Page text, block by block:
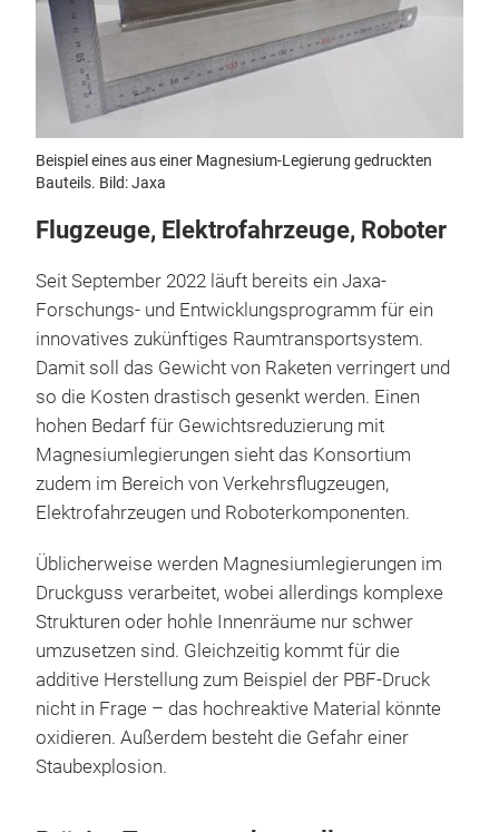
Beispiel eines aus einer Magnesium-Legierung gedruckten
Bauteils. Bild: Jaxa
Flugzeuge, Elektrofahrzeuge, Roboter
Seit September 2022 läuft bereits ein Jaxa-
Forschungs- und Entwicklungsprogramm für ein
innovatives zukünftiges Raumtransportsystem.
Damit soll das Gewicht von Raketen verringert und
so die Kosten drastisch gesenkt werden. Einen
hohen Bedarf für Gewichtsreduzierung mit
Magnesiumlegierungen sieht das Konsortium
zudem im Bereich von Verkehrsflugzeugen,
Elektrofahrzeugen und Roboterkomponenten.
Üblicherweise werden Magnesiumlegierungen im
Druckguss verarbeitet, wobei allerdings komplexe
Strukturen oder hohle Innenräume nur schwer
umzusetzen sind. Gleichzeitig kommt für die
additive Herstellung zum Beispiel der PBF-Druck
nicht in Frage – das hochreaktive Material könnte
oxidieren. Außerdem besteht die Gefahr einer
Staubexplosion.